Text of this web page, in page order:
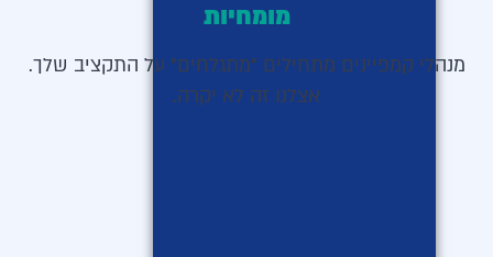
מומחיות
מנהלי קמפיינים מתחילים "מתגלחים" על התקציב שלך.
אצלנו זה לא יקרה.